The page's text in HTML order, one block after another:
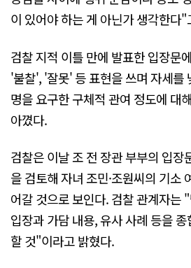
이 있어야 하는 게 아닌가 생각한다
검찰 지적 이틀 만에 발표한 입장문
'불찰', '잘못' 등 표현을 쓰며 자세를
명을 요구한 구체적 관여 정도에 대
아꼈다.
검찰은 이날 조 전 장관 부부의 입장
을 검토해 자녀 조민·조원씨의 기소
어갈 것으로 보인다. 검찰 관계자는
입장과 가담 내용, 유사 사례 등을
할 것"이라고 밝혔다.